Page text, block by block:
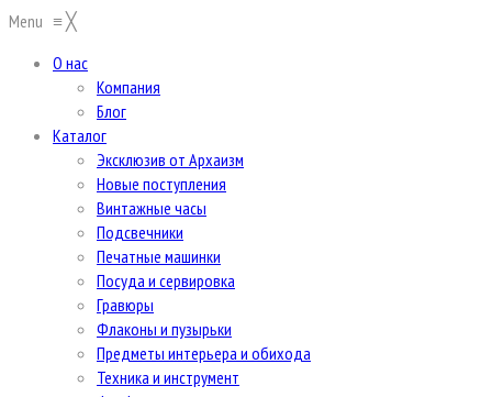
Menu ≡╳
О нас
Компания
Блог
Каталог
Эксклюзив от Архаизм
Новые поступления
Винтажные часы
Подсвечники
Печатные машинки
Посуда и сервировка
Гравюры
Флаконы и пузырьки
Предметы интерьера и обихода
Техника и инструмент